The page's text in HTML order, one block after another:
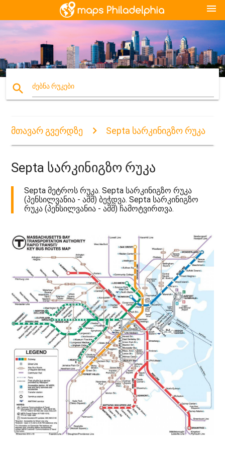
menu
search ძებნა რუკები
მთავარ გვერდზე Septa სარკინიგზო რუკა
Septa სარკინიგზო რუკა
Septa მეტროს რუკა. Septa სარკინიგზო რუკა
(პენსილვანია - აშშ) ბეჭდვა. Septa სარკინიგზო
რუკა (პენსილვანია - აშშ) ჩამოტვირთვა.